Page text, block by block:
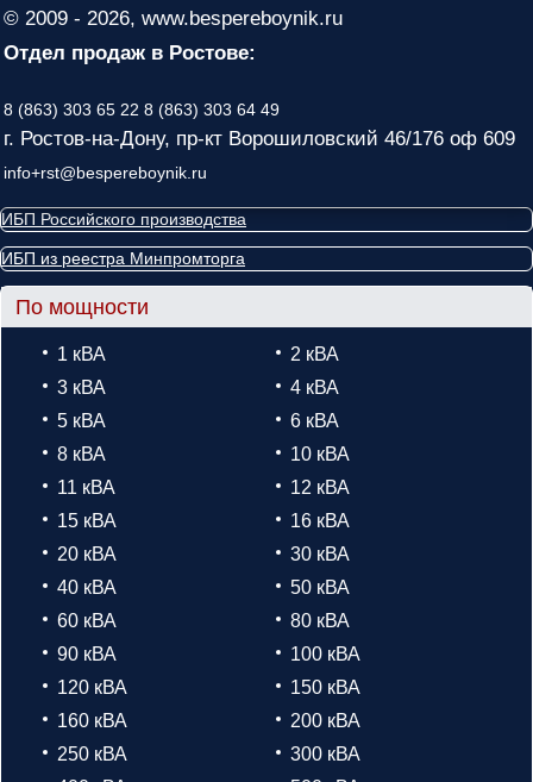
© 2009 - 2026, www.bespereboynik.ru
Отдел продаж в Ростове:
8 (863) 303 65 22 8 (863) 303 64 49
г. Ростов-на-Дону, пр-кт Ворошиловский 46/176 оф 609
info+rst@bespereboynik.ru
ИБП Российского производства
ИБП из реестра Минпромторга
По мощности
1 кВА
2 кВА
3 кВА
4 кВА
5 кВА
6 кВА
8 кВА
10 кВА
11 кВА
12 кВА
15 кВА
16 кВА
20 кВА
30 кВА
40 кВА
50 кВА
60 кВА
80 кВА
90 кВА
100 кВА
120 кВА
150 кВА
160 кВА
200 кВА
250 кВА
300 кВА